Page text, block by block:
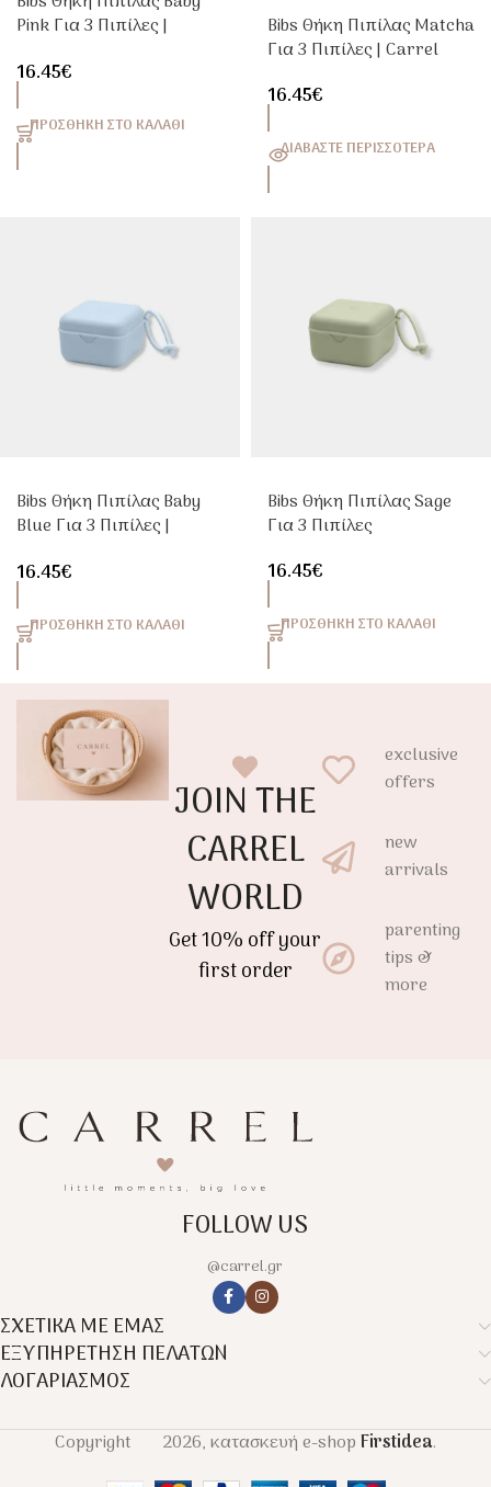
Pink Για 3 Πιπίλες |
16.45€
ΠΡΟΣΘΉΚΗ ΣΤΟ ΚΑΛΆΘΙ
Bibs Θήκη Πιπίλας Matcha
Για 3 Πιπίλες | Carrel
16.45€
ΔΙΑΒΆΣΤΕ ΠΕΡΙΣΣΌΤΕΡΑ
Bibs Θήκη Πιπίλας Baby
Blue Για 3 Πιπίλες |
16.45€
ΠΡΟΣΘΉΚΗ ΣΤΟ ΚΑΛΆΘΙ
Bibs Θήκη Πιπίλας Sage
Για 3 Πιπίλες
16.45€
ΠΡΟΣΘΉΚΗ ΣΤΟ ΚΑΛΆΘΙ
JOIN THE
CARREL
WORLD
Get 10% off your
first order
exclusive
offers
new
arrivals
parenting
tips &
more
FOLLOW US
@carrel.gr
ΣΧΕΤΙΚΑ ΜΕ ΕΜΑΣ
ΕΞΥΠΗΡΕΤΗΣΗ ΠΕΛΑΤΩΝ
ΛΟΓΑΡΙΑΣΜΟΣ
Copyright 2026, κατασκευή e-shopFirstidea.